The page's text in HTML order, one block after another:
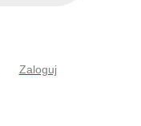
Zaloguj